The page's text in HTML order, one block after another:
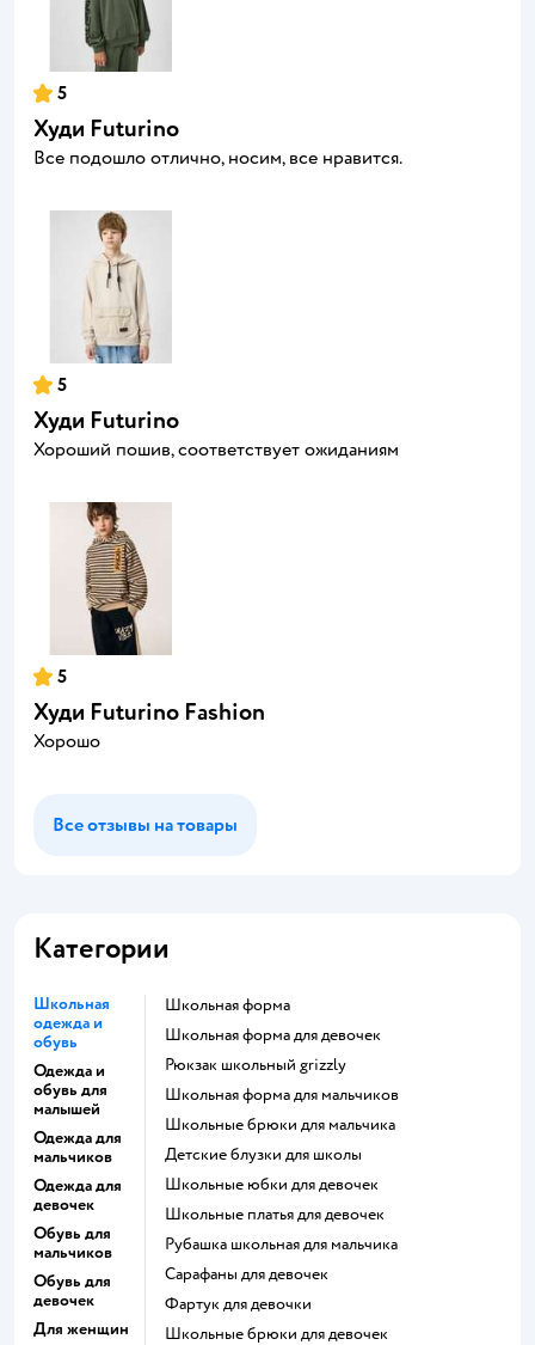
5
Худи Futurino
Все подошло отлично, носим, все нравится.
5
Худи Futurino
Хороший пошив, соответствует ожиданиям
5
Худи Futurino Fashion
Хорошо
Все отзывы на товары
Категории
Школьная
одежда и
обувь
Одежда и
обувь для
малышей
Одежда для
мальчиков
Одежда для
девочек
Обувь для
мальчиков
Обувь для
девочек
Для женщин
Школьная форма
Школьная форма для девочек
Рюкзак школьный grizzly
Школьная форма для мальчиков
Школьные брюки для мальчика
Детские блузки для школы
Школьные юбки для девочек
Школьные платья для девочек
Рубашка школьная для мальчика
Сарафаны для девочек
Фартук для девочки
Школьные брюки для девочек